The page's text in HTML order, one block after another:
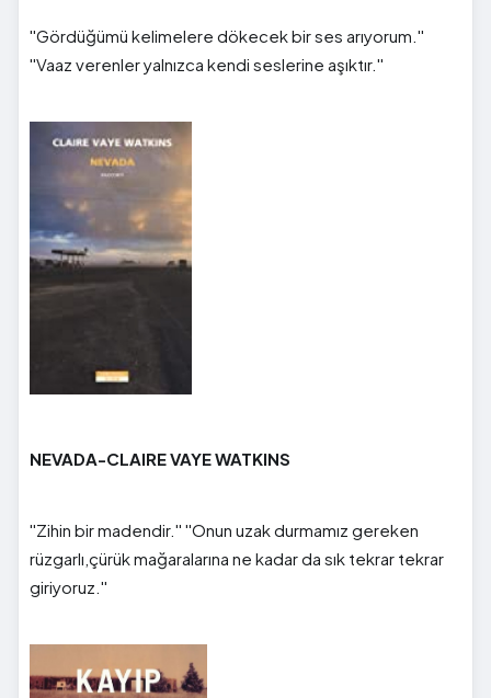
''Gördüğümü kelimelere dökecek bir ses arıyorum.''
''Vaaz verenler yalnızca kendi seslerine aşıktır.''
NEVADA-CLAIRE VAYE WATKINS
''Zihin bir madendir.'' ''Onun uzak durmamız gereken
rüzgarlı,çürük mağaralarına ne kadar da sık tekrar tekrar
giriyoruz.''